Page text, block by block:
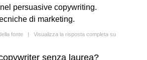
persuasive copywriting.
di marketing.
fonte | Visualizza la risposta completa su
senza laurea?